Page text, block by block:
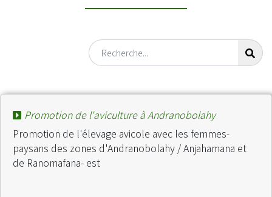
Promotion de l'aviculture à Andranobolahy
Promotion de l'élevage avicole avec les femmes-
paysans des zones d'Andranobolahy / Anjahamana et
de Ranomafana- est